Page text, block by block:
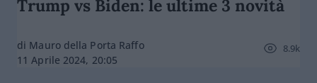
Trump vs Biden: le ultime 3 novità
di Mauro della Porta Raffo
11 Aprile 2024, 20:05
8.9k